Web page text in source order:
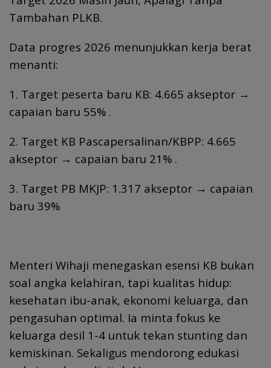
Tambahan PLKB.
Data progres 2026 menunjukkan kerja berat
menanti:
1. Target peserta baru KB: 4.665 akseptor →
capaian baru 55% .
2. Target KB Pascapersalinan/KBPP: 4.665
akseptor → capaian baru 21% .
3. Target PB MKJP: 1.317 akseptor → capaian
baru 39%
Menteri Wihaji menegaskan esensi KB bukan
soal angka kelahiran, tapi kualitas hidup:
kesehatan ibu-anak, ekonomi keluarga, dan
pengasuhan optimal. Ia minta fokus ke
keluarga desil 1-4 untuk tekan stunting dan
kemiskinan. Sekaligus mendorong edukasi